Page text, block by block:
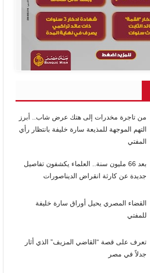
من تاجرة مخدرات إلى هتك عرض شاب.. أبرز
التهم الموجهة للمذيعة سارة خليفة بانتظار رأي
المفتي
بعد 66 مليون سنة.. العلماء يكشفون تفاصيل
جديدة عن كارثة انقراض الديناصورات
القضاء المصري يحيل أوراق سارة خليفة
للمفتي
تعرف على قصة “القاضي المزيف” الذي أثار
جدلاً في مصر